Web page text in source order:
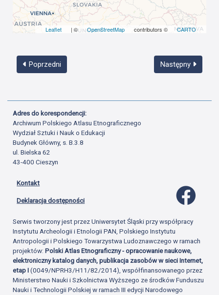
Leaflet | © OpenStreetMap contributors © CARTO
Poprzedni Następny
Adres do korespondencji:
Archiwum Polskiego Atlasu Etnograficznego
Wydział Sztuki i Nauk o Edukacji
Budynek Główny, s. B.3.8
ul. Bielska 62
43-400 Cieszyn
Kontakt
Deklaracja dostępności
Serwis tworzony jest przez Uniwersytet Śląski przy współpracy
Instytutu Archeologii i Etnologii PAN, Polskiego Instytutu
Antropologii i Polskiego Towarzystwa Ludoznawczego w ramach
projektów:Polski Atlas Etnograficzny - opracowanie naukowe,
elektroniczny katalog danych, publikacja zasobów w sieci Internet,
etap I(0049/NPRH3/H11/82/2014), współfinansowanego przez
Ministerstwo Nauki i Szkolnictwa Wyższego ze środków Funduszu
Nauki i Technologii Polskiej w ramach III edycji Narodowego